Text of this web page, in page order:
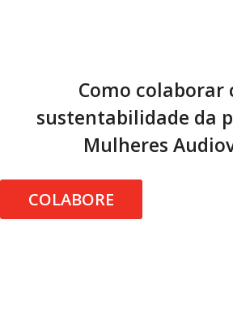
Como colaborar
sustentabilidade da
Mulheres
COLABORE